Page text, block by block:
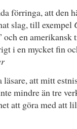
förringa, att den
slag, till exempel
och en amerikansk
i en mycket fin
att mitt
mindre än tre
att göra med att